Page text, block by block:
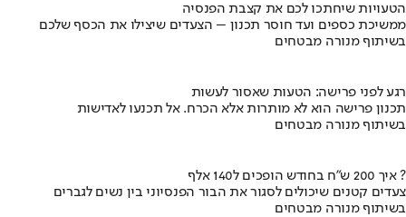
הטעויות שיחתכו לכם את קצבת הפנסיה
ממשיכת כספים ועד חוסר תכנון – הצעדים שיצילו את הכסף שלכם
בשיתוף מנורה מבטחים
רגע לפני פרישה: הטעות שאסור לעשות
תכנון פרישה הוא לא מותרות אלא הכרח. אל תכנעו לאדישות
בשיתוף מנורה מבטחים
איך 200 ש"ח בחודש הופכים ל140 אלף ?
צעדים קטנים שיכולים לסגור את הבור הפנסיוני בין נשים לגברים
בשיתוף מנורה מבטחים